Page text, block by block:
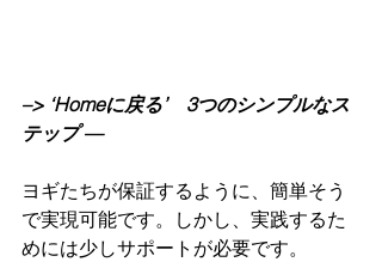
–> ‘Homeに戻る’　3つのシンプルなス
テップ —
ヨギたちが保証するように、簡単そう
で実現可能です。しかし、実践するた
めには少しサポートが必要です。